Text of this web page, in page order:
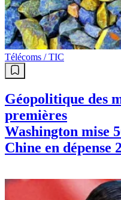
Télécoms / TIC
Géopolitique des
premières
Washington mise
Chine en dépense